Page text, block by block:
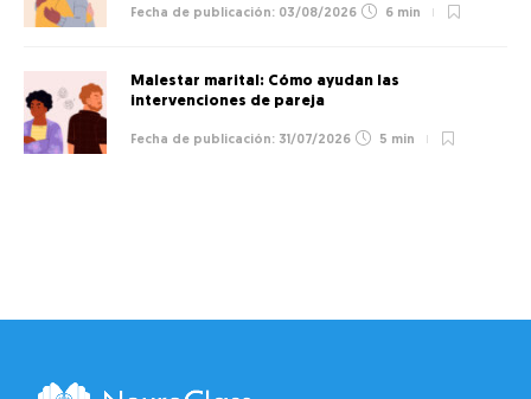
03/08/2026 6 min
Malestar marital: Cómo ayudan las
intervenciones de pareja
31/07/2026 5 min